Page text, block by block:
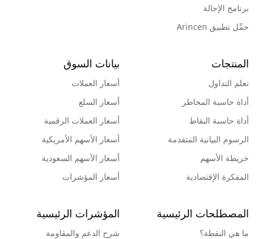
برنامج الإحالة
حمِّل تطبيق Arincen
المنتجات
تعلم التداول
أداة حاسبة المخاطر
أداة حاسبة النقاط
الرسوم البيانية المتقدمة
خريطة الأسهم
المفكرة الإقتصادية
بيانات السوق
أسعار العملات
أسعار السلع
أسعار العملات الرقمية
أسعار الأسهم الأمريكية
أسعار الأسهم السعودية
أسعار المؤشرات
المصطلحات الرئيسية
ما هي النقطة؟
المؤشرات الرئيسية
شرح الدعم والمقاومة